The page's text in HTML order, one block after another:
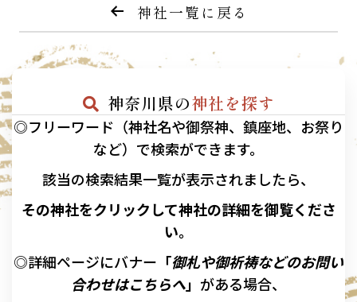
神社一覧に戻る
神奈川県の神社を探す
◎フリーワード（神社名や御祭神、鎮座地、お祭り
など）で検索ができます。
該当の検索結果一覧が表示されましたら、
その神社をクリックして神社の詳細を御覧くださ
い。
◎詳細ページにバナー 「御札や御祈祷などのお問い
合わせはこちらへ」 がある場合、